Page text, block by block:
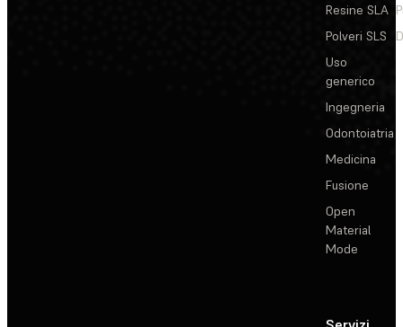
Resine SLA
Polveri SLS
Uso
generico
Ingegneria
Odontoiatria
Medicina
Fusione
Open
Material
Mode